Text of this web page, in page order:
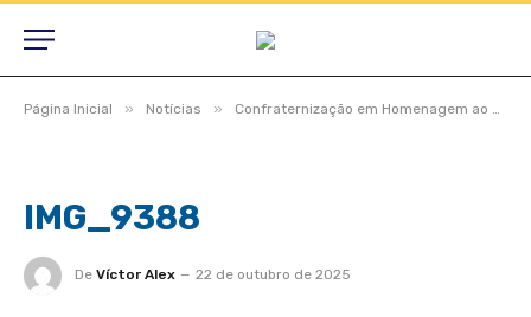
Página Inicial » Notícias » Confraternização em Homenagem ao Dia do Professor
IMG_9388
De Víctor Alex 22 de outubro de 2025